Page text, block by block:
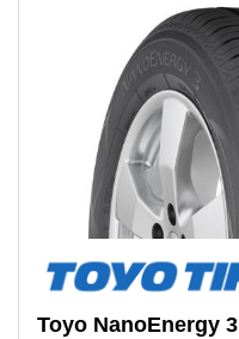
Toyo NanoEnergy 3